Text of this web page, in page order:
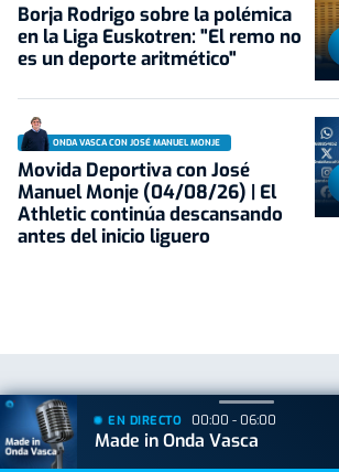
Borja Rodrigo sobre la polémica
en la Liga Euskotren: "El remo no
es un deporte aritmético"
ONDA VASCA CON JOSÉ MANUEL MONJE
Movida Deportiva con José
Manuel Monje (04/08/26) | El
Athletic continúa descansando
antes del inicio liguero
Síguenos
EN DIRECTO 00:00 - 06:00
Made in Onda Vasca